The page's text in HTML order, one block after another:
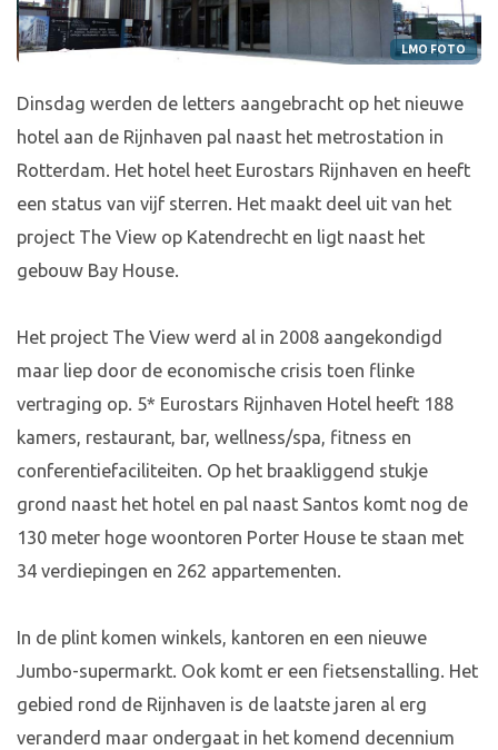
LMO FOTO
Dinsdag werden de letters aangebracht op het nieuwe
hotel aan de Rijnhaven pal naast het metrostation in
Rotterdam. Het hotel heet Eurostars Rijnhaven en heeft
een status van vijf sterren. Het maakt deel uit van het
project The View op Katendrecht en ligt naast het
gebouw Bay House.
Het project The View werd al in 2008 aangekondigd
maar liep door de economische crisis toen flinke
vertraging op. 5* Eurostars Rijnhaven Hotel heeft 188
kamers, restaurant, bar, wellness/spa, fitness en
conferentiefaciliteiten. Op het braakliggend stukje
grond naast het hotel en pal naast Santos komt nog de
130 meter hoge woontoren Porter House te staan met
34 verdiepingen en 262 appartementen.
In de plint komen winkels, kantoren en een nieuwe
Jumbo-supermarkt. Ook komt er een fietsenstalling. Het
gebied rond de Rijnhaven is de laatste jaren al erg
veranderd maar ondergaat in het komend decennium